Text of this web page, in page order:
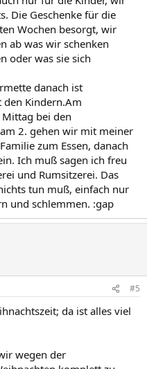
Die Geschenke für die
Wochen besorgt, wir
ab was wir schenken
oder was sie sich
danach ist
den Kindern.Am
bei den
2. gehen wir mit meiner
zum Essen, danach
Ich muß sagen ich freu
und Rumsitzerei. Das
tun muß, einfach nur
und schlemmen. :gap
#5
da ist alles viel
wegen der